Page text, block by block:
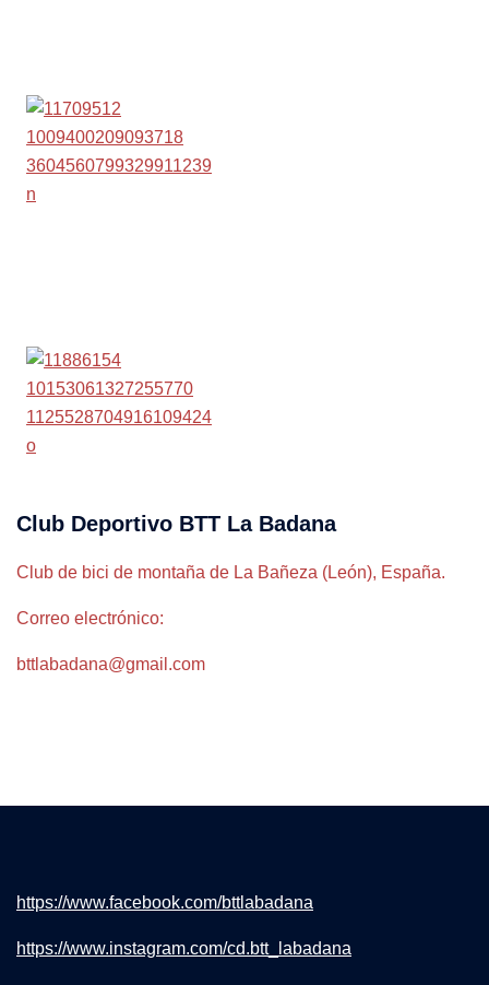
Club Deportivo BTT La Badana
Club de bici de montaña de La Bañeza (León), España.
Correo electrónico:
bttlabadana@gmail.com
https://www.facebook.com/bttlabadana
https://www.instagram.com/cd.btt_labadana